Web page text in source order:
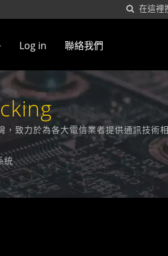
Log in 聯絡我們
致力於為各大電信業者提供通訊技術
統